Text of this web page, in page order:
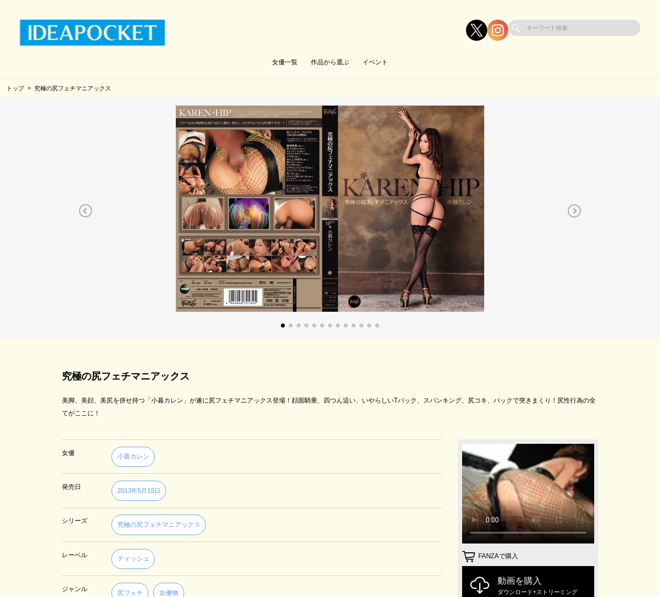
女優一覧 作品から選ぶ イベント
トップ 究極の尻フェチマニアックス
究極の尻フェチマニアックス
美脚、美顔、美尻を併せ持つ「小暮カレン」が遂に尻フェチマニアックス登場！顔面騎乗、四つん這い、いやらしいTバック、スパンキング、尻コキ、バックで突きまくり！尻性行為の全
てがここに！
女優
小暮カレン
発売日
2013年5月19日
シリーズ
究極の尻フェチマニアックス
レーベル
ティッシュ
ジャンル
尻フェチ 女優物
FANZAで購入
動画を購入
ダウンロード+ストリーミング